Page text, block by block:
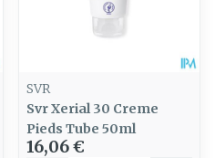
SVR
Svr Xerial 30 Creme
Pieds Tube 50ml
16,06 €